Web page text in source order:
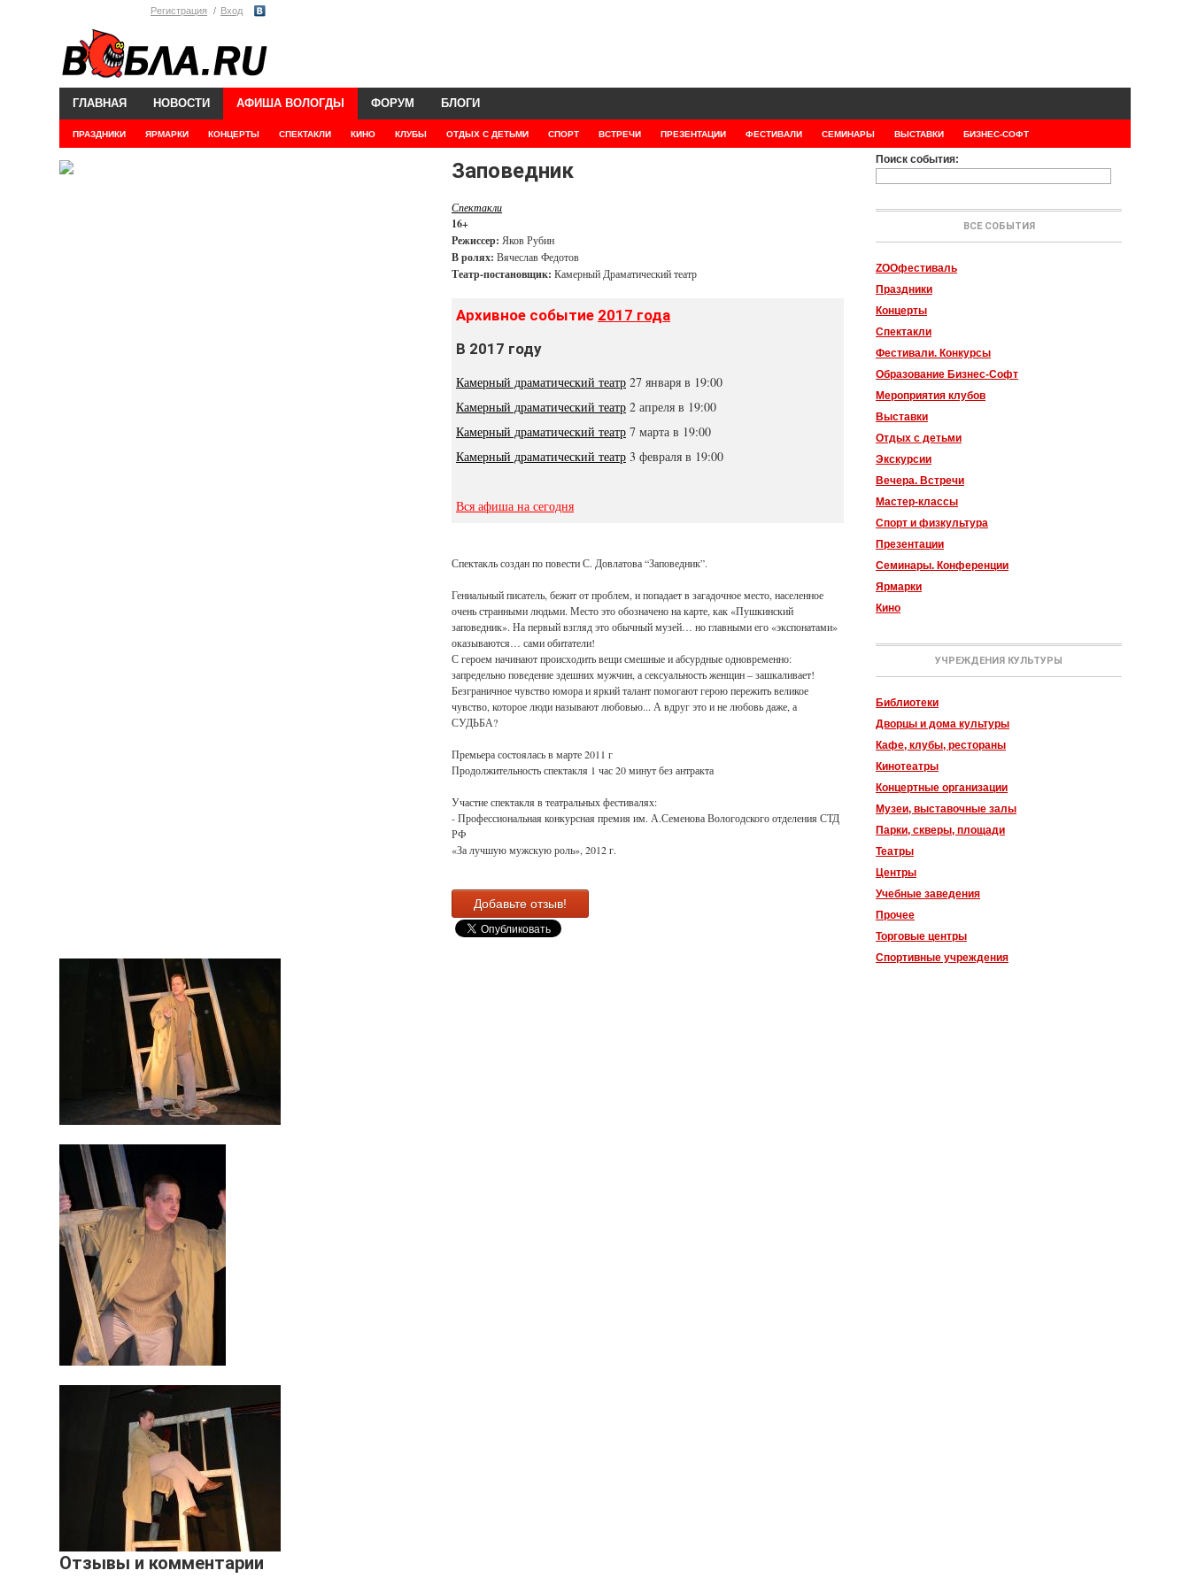
Регистрация Вход
ГЛАВНАЯ НОВОСТИ АФИША ВОЛОГДЫ
ПРАЗДНИКИ ЯРМАРКИ КОНЦЕРТЫ СПЕКТАКЛИ КИНО КЛУБЫ ОТДЫХ С ДЕТЬМИ СПОРТ ВСТРЕЧИ ПРЕЗЕНТАЦИИ ФЕСТИВАЛИ СЕМИНАРЫ ВЫСТАВКИ БИЗНЕС-СОФТ
ФОРУМ БЛОГИ
Заповедник
Спектакли
16+
Режиссер: Яков Рубин
В ролях: Вячеслав Федотов
Театр-постановщик: Камерный Драматический театр
Архивное событие 2017 года
В 2017 году
Камерный драматический театр 27 января в 19:00
Камерный драматический театр 2 апреля в 19:00
Камерный драматический театр 7 марта в 19:00
Камерный драматический театр 3 февраля в 19:00
Вся афиша на сегодня
Спектакль создан по повести С. Довлатова “Заповедник”.
Гениальный писатель, бежит от проблем, и попадает в загадочное место, населенное
очень странными людьми. Место это обозначено на карте, как «Пушкинский
заповедник». На первый взгляд это обычный музей… но главными его «экспонатами»
оказываются… сами обитатели!
С героем начинают происходить вещи смешные и абсурдные одновременно:
запредельно поведение здешних мужчин, а сексуальность женщин – зашкаливает!
Безграничное чувство юмора и яркий талант помогают герою пережить великое
чувство, которое люди называют любовью... А вдруг это и не любовь даже, а
СУДЬБА?
Премьера состоялась в марте 2011 г
Продолжительность спектакля 1 час 20 минут без антракта
Участие спектакля в театральных фестивалях:
- Профессиональная конкурсная премия им. А.Семенова Вологодского отделения СТД
РФ
«За лучшую мужскую роль», 2012 г.
Добавьте отзыв!
Отзывы и комментарии
Поиск события:
ВСЕ СОБЫТИЯ
ZOOфестиваль
Праздники
Концерты
Спектакли
Фестивали. Конкурсы
Образование Бизнес-Софт
Мероприятия клубов
Выставки
Отдых с детьми
Экскурсии
Вечера. Встречи
Мастер-классы
Спорт и физкультура
Презентации
Семинары. Конференции
Ярмарки
Кино
УЧРЕЖДЕНИЯ КУЛЬТУРЫ
Библиотеки
Дворцы и дома культуры
Кафе, клубы, рестораны
Кинотеатры
Концертные организации
Музеи, выставочные залы
Парки, скверы, площади
Театры
Центры
Учебные заведения
Прочее
Торговые центры
Спортивные учреждения